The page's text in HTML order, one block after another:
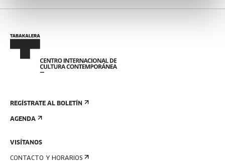
REGÍSTRATE AL BOLETÍN
AGENDA
VISÍTANOS
CONTACTO Y HORARIOS